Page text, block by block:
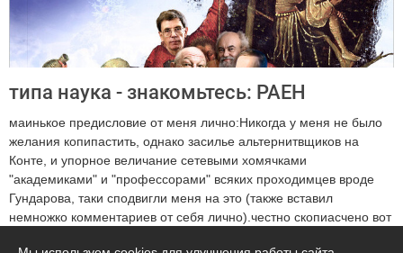
типа наука - знакомьтесь: РАЕН
маинькое предисловие от меня лично:Никогда у меня не было
желания копипастить, однако засилье альтернитвщиков на
Конте, и упорное величание сетевыми хомячками
"академиками" и "профессорами" всяких проходимцев вроде
Гундарова, таки сподвигли меня на это (также вставил
немножко комментариев от себя лично).честно скопиасчено вот